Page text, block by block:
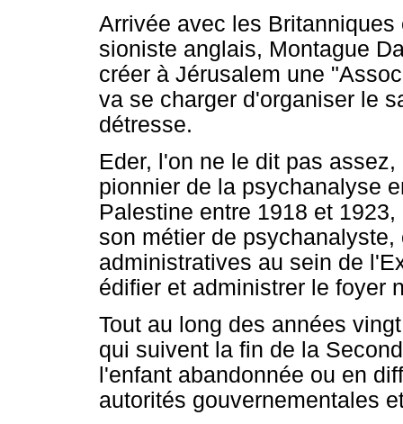
Arrivée avec les
sioniste anglais, Montague
créer à Jérusalem une
va se charger d'organiser le
détresse.
Eder, l'on ne le dit pas
pionnier de la psychanalyse
Palestine entre 1918 et
son métier de
administratives au sein de
édifier et administrer le foyer
Tout au long des années
qui suivent la fin de la
l'enfant abandonnée ou en
autorités gouvernementales